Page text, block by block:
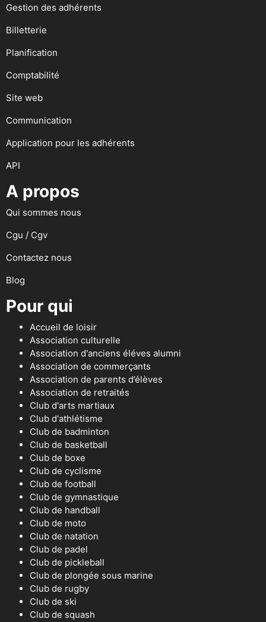
Gestion des adhérents
Billetterie
Planification
Comptabilité
Site web
Communication
Application pour les adhérents
API
A propos
Qui sommes nous
Cgu / Cgv
Contactez nous
Blog
Pour qui
Accueil de loisir
Association culturelle
Association d'anciens éléves alumni
Association de commerçants
Association de parents d’élèves
Association de retraités
Club d'arts martiaux
Club d'athlétisme
Club de badminton
Club de basketball
Club de boxe
Club de cyclisme
Club de football
Club de gymnastique
Club de handball
Club de moto
Club de natation
Club de padel
Club de pickleball
Club de plongée sous marine
Club de rugby
Club de ski
Club de squash